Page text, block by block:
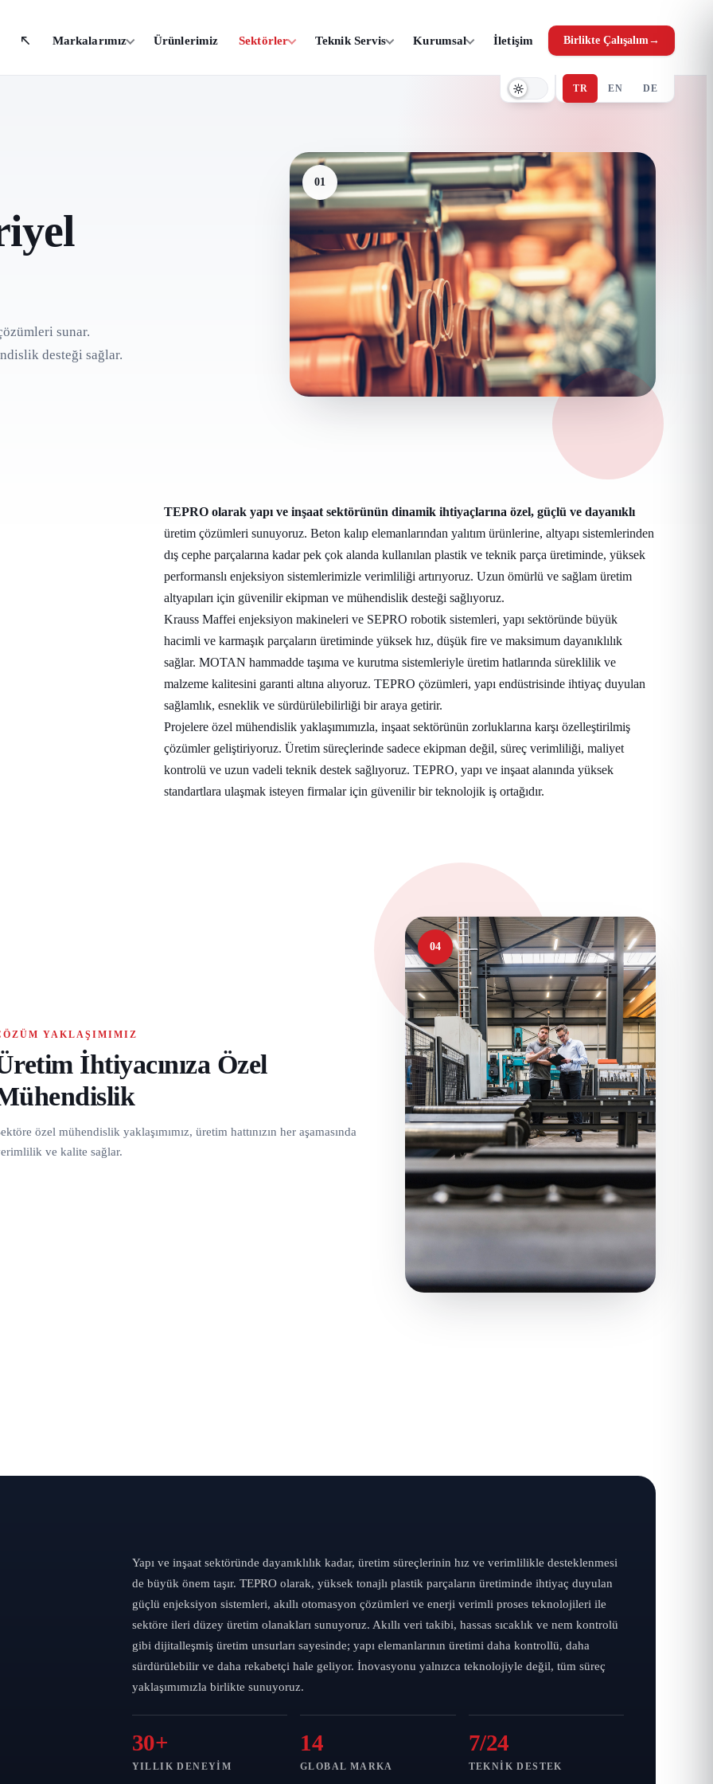
Markalarımız Ürünlerimiz Sektörler Teknik Servis Kurumsal İletişim Birlikte Çalışalım→
TR EN DE
sunar.
desteği sağlar.
01
TEPRO olarak yapı ve inşaat sektörünün dinamik ihtiyaçlarına özel, güçlü ve dayanıklı
üretim çözümleri sunuyoruz. Beton kalıp elemanlarından yalıtım ürünlerine, altyapı sistemlerinden
dış cephe parçalarına kadar pek çok alanda kullanılan plastik ve teknik parça üretiminde, yüksek
performanslı enjeksiyon sistemlerimizle verimliliği artırıyoruz. Uzun ömürlü ve sağlam üretim
altyapıları için güvenilir ekipman ve mühendislik desteği sağlıyoruz.
Krauss Maffei enjeksiyon makineleri ve SEPRO robotik sistemleri, yapı sektöründe büyük
hacimli ve karmaşık parçaların üretiminde yüksek hız, düşük fire ve maksimum dayanıklılık
sağlar. MOTAN hammadde taşıma ve kurutma sistemleriyle üretim hatlarında süreklilik ve
malzeme kalitesini garanti altına alıyoruz. TEPRO çözümleri, yapı endüstrisinde ihtiyaç duyulan
sağlamlık, esneklik ve sürdürülebilirliği bir araya getirir.
Projelere özel mühendislik yaklaşımımızla, inşaat sektörünün zorluklarına karşı özelleştirilmiş
çözümler geliştiriyoruz. Üretim süreçlerinde sadece ekipman değil, süreç verimliliği, maliyet
kontrolü ve uzun vadeli teknik destek sağlıyoruz. TEPRO, yapı ve inşaat alanında yüksek
standartlara ulaşmak isteyen firmalar için güvenilir bir teknolojik iş ortağıdır.
YAKLAŞIMIMIZ
İhtiyacınıza Özel
özel mühendislik yaklaşımımız, üretim hattınızın her aşamasında
ve kalite sağlar.
04
Yapı ve inşaat sektöründe dayanıklılık kadar, üretim süreçlerinin hız ve verimlilikle desteklenmesi
de büyük önem taşır. TEPRO olarak, yüksek tonajlı plastik parçaların üretiminde ihtiyaç duyulan
güçlü enjeksiyon sistemleri, akıllı otomasyon çözümleri ve enerji verimli proses teknolojileri ile
sektöre ileri düzey üretim olanakları sunuyoruz. Akıllı veri takibi, hassas sıcaklık ve nem kontrolü
gibi dijitalleşmiş üretim unsurları sayesinde; yapı elemanlarının üretimi daha kontrollü, daha
sürdürülebilir ve daha rekabetçi hale geliyor. İnovasyonu yalnızca teknolojiyle değil, tüm süreç
yaklaşımımızla birlikte sunuyoruz.
30+
YILLIK DENEYIM
14
GLOBAL MARKA
7/24
TEKNIK DESTEK